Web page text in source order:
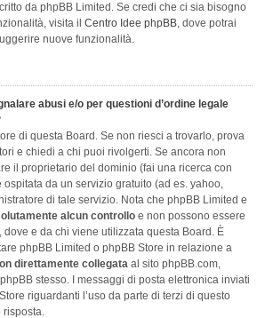
da phpBB Limited. Se credi che ci sia bisogno
visita il Centro Idee phpBB, dove potrai
nuove funzionalità.
abusi e/o per questioni d’ordine legale
di questa Board. Se non riesci a trovarlo, prova
e chiedi a chi puoi rivolgerti. Se ancora non
il proprietario del dominio (fai una ricerca con
ospitata da un servizio gratuito (ad es. yahoo,
di tale servizio. Nota che phpBB Limited e
alcun controllo e non possono essere
e da chi viene utilizzata questa Board. È
phpBB Limited o phpBB Store in relazione a
direttamente collegata al sito phpBB.com,
stesso. I messaggi di posta elettronica inviati
riguardanti l’uso da parte di terzi di questo
risposta.